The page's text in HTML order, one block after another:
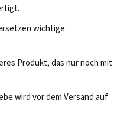
wichtige
Produkt, das nur noch mit
wird vor dem Versand auf